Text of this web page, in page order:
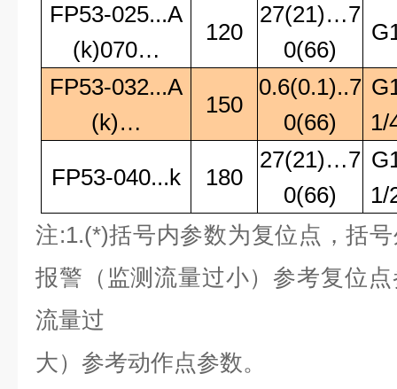
FP53-025...A
(k)070…
120
27(21)…7
0(66)
FP53-032...A
(k)…
150
0.6(0.1)..7
0(66)
1/
FP53-040...k 180
27(21)…7
0(66)
1/
注:1.(*)括号内参数为复位点，括
报警（监测流量过小）参考复位
流量过
大）参考动作点参数。